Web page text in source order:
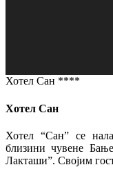
Хотел Сан ****
Хотел Сан
Хотел “Сан” се
близини чувене
Лакташи”. Својим